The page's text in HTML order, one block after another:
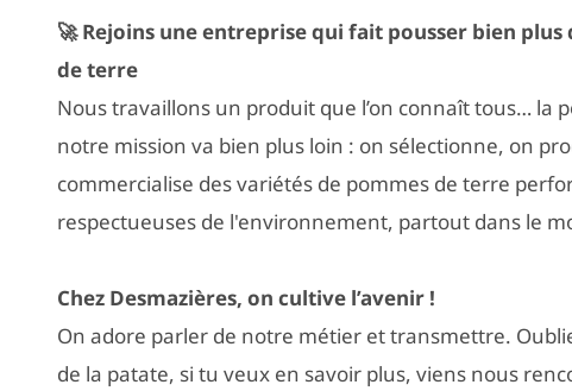
🚀 Rejoins une entreprise qui fait pousser bien plus
de terre
Nous travaillons un produit que l’on connaît tous… la
notre mission va bien plus loin : on sélectionne, on
commercialise des variétés de pommes de terre
respectueuses de l'environnement, partout dans le
Chez Desmazières, on cultive l’avenir !
On adore parler de notre métier et transmettre.
de la patate, si tu veux en savoir plus, viens nous